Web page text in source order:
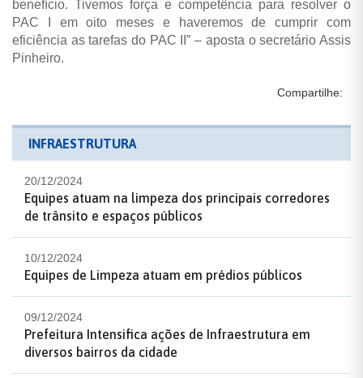
benefício. Tivemos força e competência para resolver o
PAC I em oito meses e haveremos de cumprir com
eficiência as tarefas do PAC II” – aposta o secretário Assis
Pinheiro.
Compartilhe:
INFRAESTRUTURA
20/12/2024
Equipes atuam na limpeza dos principais corredores
de trânsito e espaços públicos
10/12/2024
Equipes de Limpeza atuam em prédios públicos
09/12/2024
Prefeitura Intensifica ações de Infraestrutura em
diversos bairros da cidade